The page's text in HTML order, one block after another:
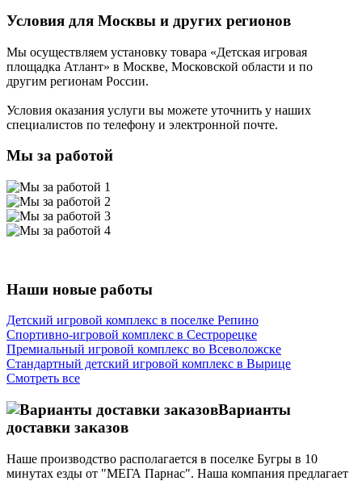
Условия для Москвы и других регионов
Мы осуществляем установку товара «Детская игровая
площадка Атлант» в Москве, Московской области и по
другим регионам России.
Условия оказания услуги вы можете уточнить у наших
специалистов по телефону и электронной почте.
Мы за работой
Наши новые работы
Детский игровой комплекс в поселке Репино
Спортивно-игровой комплекс в Сестрорецке
Премиальный игровой комплекс во Всеволожске
Стандартный детский игровой комплекс в Вырице
Смотреть все
Варианты
доставки заказов
Наше производство располагается в поселке Бугры в 10
минутах езды от "МЕГА Парнас". Наша компания предлагает